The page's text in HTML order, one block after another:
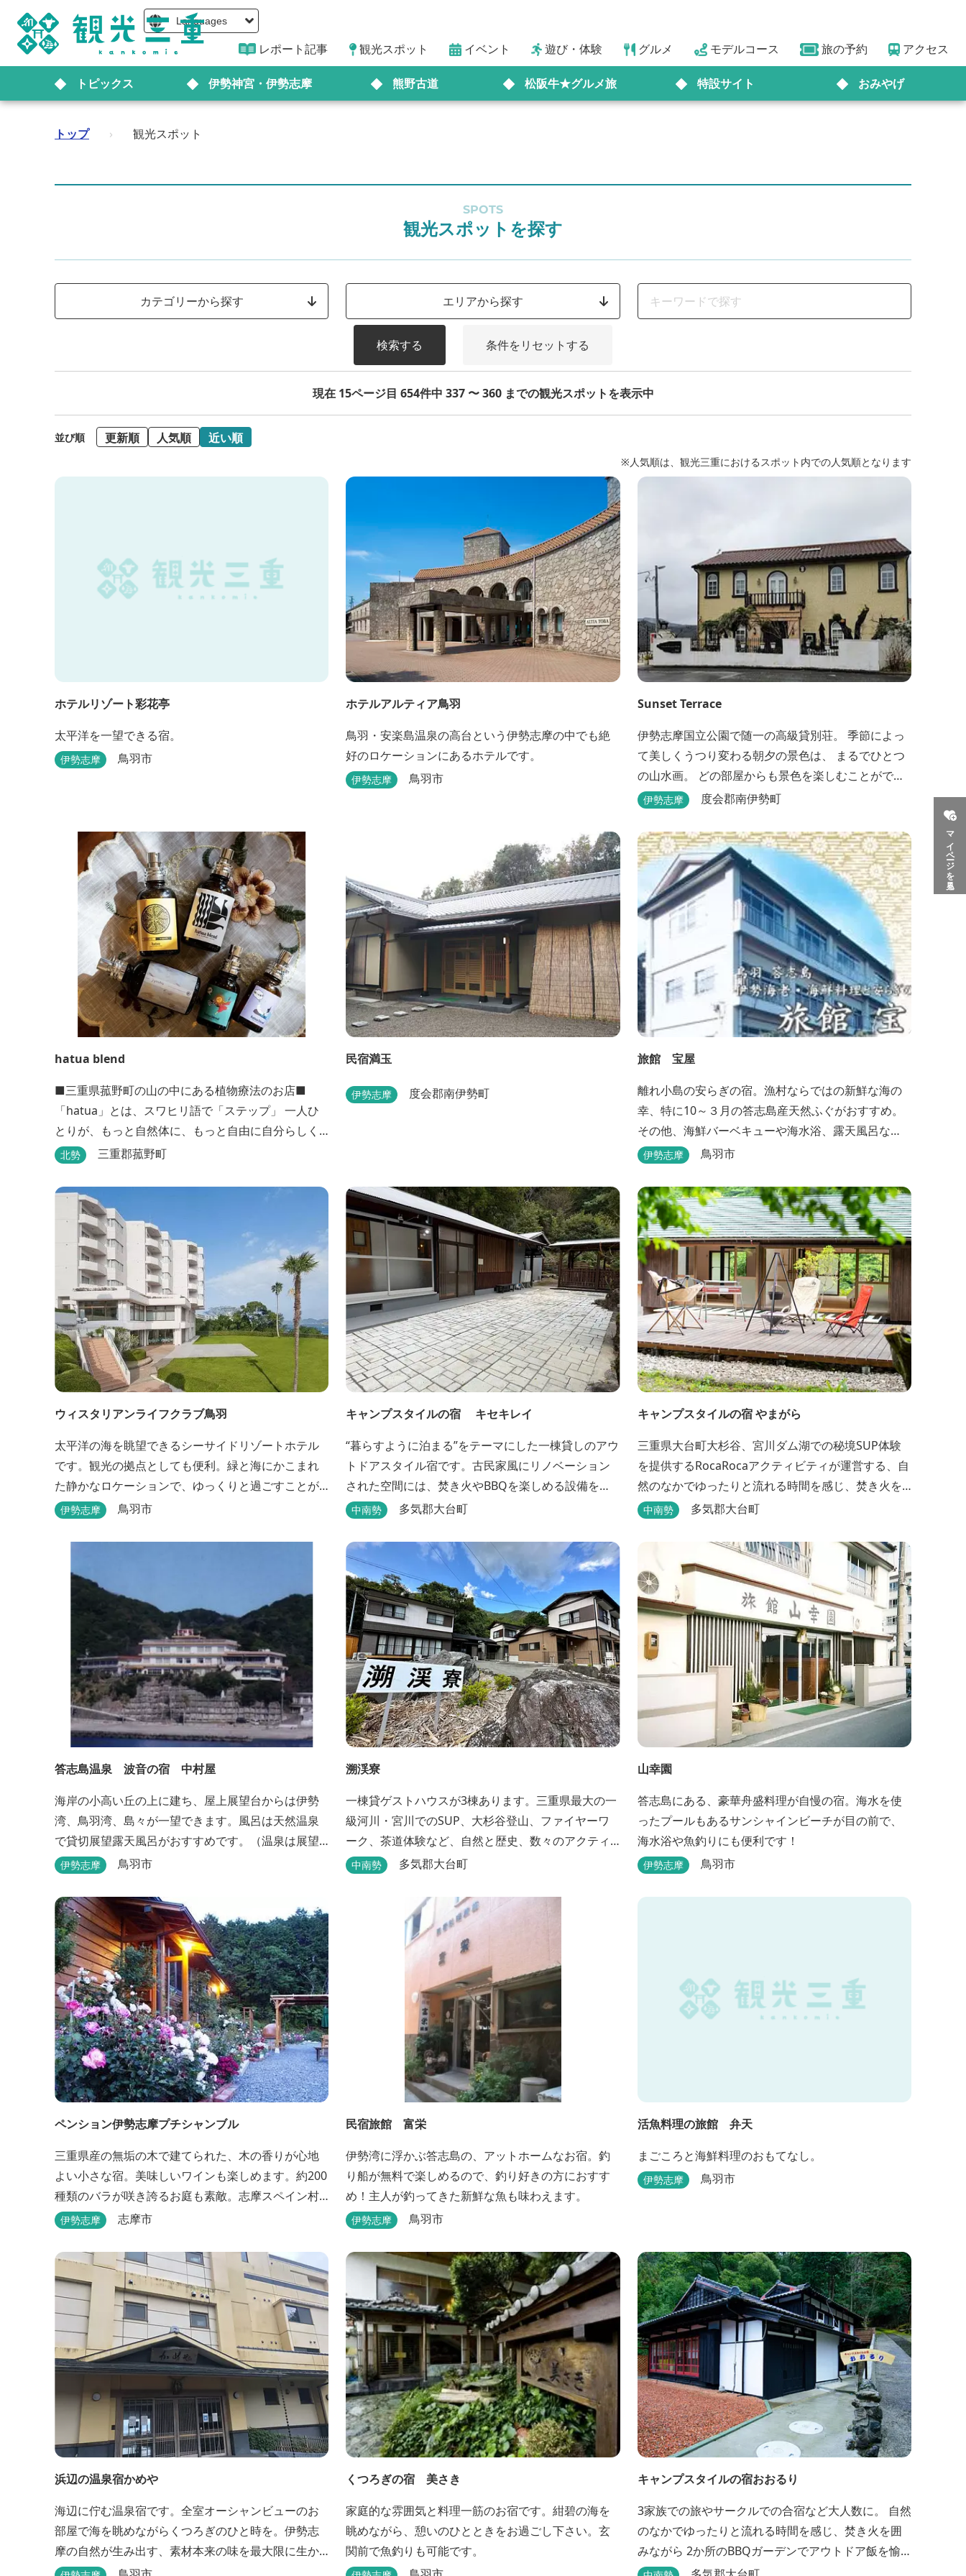
Languages
レポート記事 観光スポット イベント 遊び・体験 グルメ モデルコース 旅の予約 アクセス
トピックス 伊勢神宮・伊勢志摩 熊野古道 松阪牛★グルメ旅 特設サイト おみやげ
マイページを見る
トップ › 観光スポット
SPOTS
観光スポットを探す
カテゴリーから探す エリアから探す
検索する 条件をリセットする
現在 15ページ目 654件中 337 〜 360 までの観光スポットを表示中
並び順 更新順 人気順 近い順
※人気順は、観光三重におけるスポット内での人気順となります
ホテルリゾート彩花亭
太平洋を一望できる宿。
伊勢志摩 鳥羽市
ホテルアルティア鳥羽
鳥羽・安楽島温泉の高台という伊勢志摩の中でも絶
好のロケーションにあるホテルです。
伊勢志摩 鳥羽市
Sunset Terrace
伊勢志摩国立公園で随一の高級貸別荘。 季節によっ
て美しくうつり変わる朝夕の景色は、 まるでひとつ
の山水画。 どの部屋からも景色を楽しむことができ
ます。 大切な友人や家族と、最高のひとときを。 1
イベートでご利用いただけます。
伊勢志摩 度会郡南伊勢町
hatua blend
■三重県菰野町の山の中にある植物療法のお店■
「hatua」とは、スワヒリ語で「ステップ」 一人ひ
とりが、もっと自然体に、もっと自由に自分らしく
歩いていけるように その一歩を植物の力でサポート
よもぎ蒸しやアロマの調合、季節の養生講座、アロ
マ講座、腸活講座、ワークショップ、イベント出店
植物を通して身体と心を整えよう！をテーマに...
北勢 三重郡菰野町
民宿満玉
伊勢志摩 度会郡南伊勢町
旅館 宝屋
離れ小島の安らぎの宿。漁村ならではの新鮮な海の
幸、特に10～３月の答志島産天然ふぐがおすすめ。
その他、海鮮バーベキューや海水浴、露天風呂な
ど。
伊勢志摩 鳥羽市
ウィスタリアンライフクラブ鳥羽
太平洋の海を眺望できるシーサイドリゾートホテル
です。観光の拠点としても便利。緑と海にかこまれ
た静かなロケーションで、ゆっくりと過ごすことが
できます。
伊勢志摩 鳥羽市
キャンプスタイルの宿 キセキレイ
“暮らすように泊まる”をテーマにした一棟貸しのアウ
トドアスタイル宿です。古民家風にリノベーション
された空間には、焚き火やBBQを楽しめる設備を備
え、日常を忘れてゆったりと過ごせる時間が広がり
喫できるのも魅力です。 【営業時間】 チェックイ
ン 15：00（早めのチェックインご希望は予約時に
要相談） チェックアウト 9：00 【定...
中南勢 多気郡大台町
キャンプスタイルの宿 やまがら
三重県大台町大杉谷、宮川ダム湖での秘境SUP体験
を提供するRocaRocaアクティビティが運営する、自
然のなかでゆったりと流れる時間を感じ、焚き火を
囲みながらBBQなどでアウトドア飯を愉しめる宿。
ントを張って寝ることもできるキャンプスタイルで
おもいおもいのひと時をお過ごしください。 2023年
6月よりペット可となりました。
中南勢 多気郡大台町
答志島温泉 波音の宿 中村屋
海岸の小高い丘の上に建ち、屋上展望台からは伊勢
湾、鳥羽湾、島々が一望できます。風呂は天然温泉
で貸切展望露天風呂がおすすめです。（温泉は展望
大浴場のみとなります。）
伊勢志摩 鳥羽市
溯渓寮
一棟貸ゲストハウスが3棟あります。三重県最大の一
級河川・宮川でのSUP、大杉谷登山、ファイヤーワ
ーク、茶道体験など、自然と歴史、数々のアクティ
ビティが融合する溯渓寮で心地よい時間をお過ごし
有する清潔な宿泊棟です。大きな窓からは四季折々
の美しい風景を眺望でき、夏場はウッドデッキ、冬
場は薪ストーブと、季節を感じながらの滞在が可能
中南勢 多気郡大台町
山幸園
答志島にある、豪華舟盛料理が自慢の宿。海水を使
ったプールもあるサンシャインビーチが目の前で、
海水浴や魚釣りにも便利です！
伊勢志摩 鳥羽市
ペンション伊勢志摩プチシャンブル
三重県産の無垢の木で建てられた、木の香りが心地
よい小さな宿。美味しいワインも楽しめます。約200
種類のバラが咲き誇るお庭も素敵。志摩スペイン村
へ約6キロと観光にも便利です。
伊勢志摩 志摩市
民宿旅館 富栄
伊勢湾に浮かぶ答志島の、アットホームなお宿。釣
り船が無料で楽しめるので、釣り好きの方におすす
め！主人が釣ってきた新鮮な魚も味わえます。
伊勢志摩 鳥羽市
活魚料理の旅館 弁天
まごころと海鮮料理のおもてなし。
伊勢志摩 鳥羽市
浜辺の温泉宿かめや
海辺に佇む温泉宿です。全室オーシャンビューのお
部屋で海を眺めながらくつろぎのひと時を。伊勢志
摩の自然が生み出す、素材本来の味を最大限に生か
したお料理も味わえます。
くつろぎの宿 美さき
家庭的な雰囲気と料理一筋のお宿です。紺碧の海を
眺めながら、憩いのひとときをお過ごし下さい。玄
関前で魚釣りも可能です。
キャンプスタイルの宿おおるり
3家族での旅やサークルでの合宿など大人数に。 自然
のなかでゆったりと流れる時間を感じ、焚き火を囲
みながら 2か所のBBQガーデンでアウトドア飯を愉
しめる宿です。 SUPフィールドから徒歩1分。絶景に